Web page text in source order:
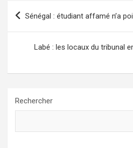
Navigation
Sénégal : étudiant affamé n’a
Labé : les locaux du tribunal
Rechercher